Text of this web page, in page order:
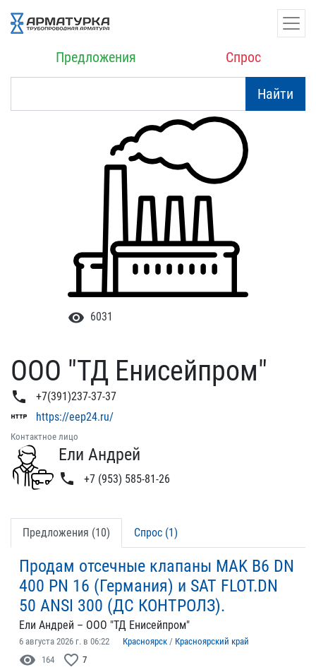
Предложения Спрос
Найти
visibility 6031
ООО "ТД Енисейпром"
phone +7(391)237-37-37
http https://eep24.ru/
Контактное лицо
Ели Андрей
phone +7 (953) 585-81-26
Предложения (10) Спрос (1)
Продам отсечные клапаны MAK B6 DN
400 PN 16 (Германия) и SAT FLOT.DN
50 ANSI 300 (ДС КОНТРОЛЗ).
Ели Андрей – ООО "ТД Енисейпром"
6 августа 2026 г. в 06:22 Красноярск / Красноярский край
visibility 164 favorite_border 7